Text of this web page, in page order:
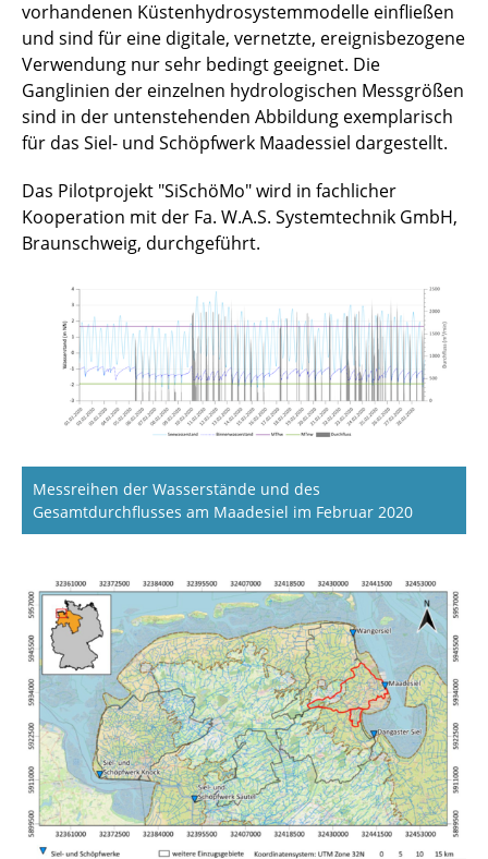
vorhandenen Küstenhydrosystemmodelle einfließen
und sind für eine digitale, vernetzte, ereignisbezogene
Verwendung nur sehr bedingt geeignet. Die
Ganglinien der einzelnen hydrologischen Messgrößen
sind in der untenstehenden Abbildung exemplarisch
für das Siel- und Schöpfwerk Maadessiel dargestellt.
Das Pilotprojekt "SiSchöMo" wird in fachlicher
Kooperation mit der Fa. W.A.S. Systemtechnik GmbH,
Braunschweig, durchgeführt.
Messreihen der Wasserstände und des
Gesamtdurchflusses am Maadesiel im Februar 2020